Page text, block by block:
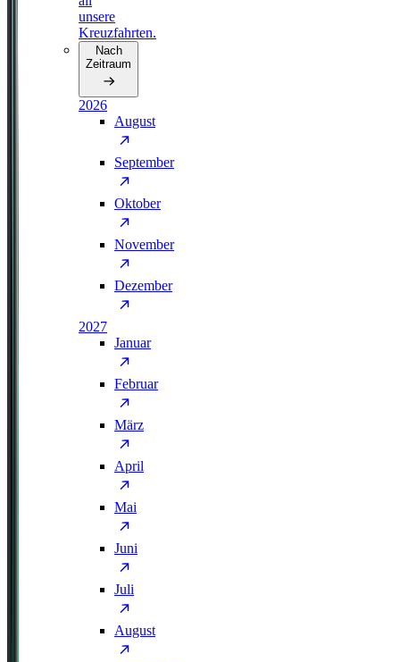
unsere
Kreuzfahrten.
Nach
Zeitraum
2026
August
September
Oktober
November
Dezember
2027
Januar
Februar
März
April
Mai
Juni
Juli
August